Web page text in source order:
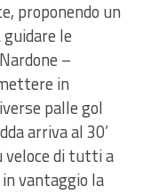
proponendo un
le
–
in
palle gol
arriva al 30’
veloce di tutti a
vantaggio la